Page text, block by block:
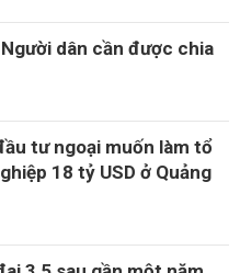
dân cần được chia
tư ngoại muốn làm tổ
18 tỷ USD ở Quảng